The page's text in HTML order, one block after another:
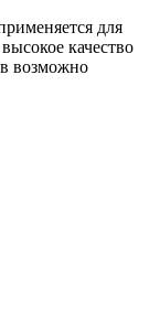
для
качество
возможно